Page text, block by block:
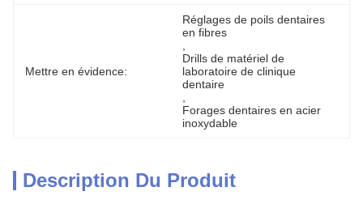
Mettre en évidence:
Réglages de poils dentaires
en fibres
Drills de matériel de
laboratoire de clinique
dentaire
Forages dentaires en acier
inoxydable
Description Du Produit